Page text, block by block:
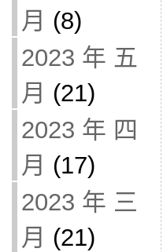
月 (8)
2023 年 五
月 (21)
2023 年 四
月 (17)
2023 年 三
月 (21)